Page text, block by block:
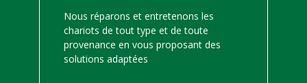
Nous réparons et entretenons les
chariots de tout type et de toute
provenance en vous proposant des
solutions adaptées